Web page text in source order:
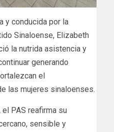
y conducida por la
Sinaloense, Elizabeth
la nutrida asistencia y
generando
el
las mujeres sinaloenses.
PAS reafirma su
sensible y